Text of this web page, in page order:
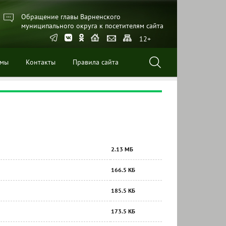
Обращение главы Варненского
муниципального округа к посетителям сайта
12+
Контакты Правила сайта
2.13 МБ
166.5 КБ
185.5 КБ
173.5 КБ